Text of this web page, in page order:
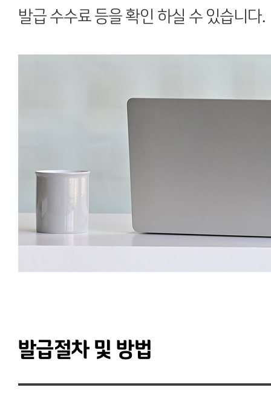
발급 수수료 등을 확인 하실 수 있습니다.
발급절차 및 방법